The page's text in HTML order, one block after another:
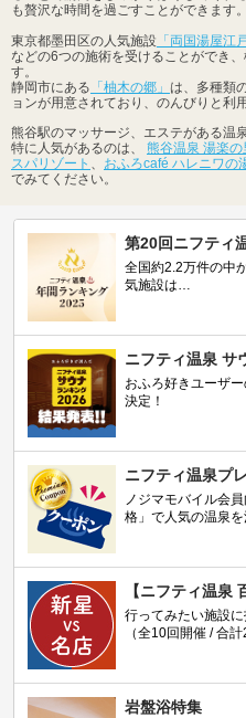
も贅沢な時間を過ごすことができます。
東京都墨田区の人気施設 「両国湯屋江
などの6つの施術を受けることができ
す。
静岡市にある 「柚木の郷」 は、多種類
ョンが用意されており、のんびりと利
熊谷駅のマッサージ、エステがある温
特に人気があるのは、 熊谷温泉 湯楽の
スパリゾート
おふろcafé ハレニワの
でみてください。
第20回ニフティ
全国約2.2万件の中
気施設は…
ニフティ温泉 サ
おふろ好きユーザ
決定！
ニフティ温泉プ
ノジマモバイル会
格」で人気の温泉を
【ニフティ温泉
行ってみたい施設
（全10回開催 / 合計
岩盤浴特集